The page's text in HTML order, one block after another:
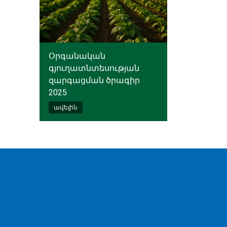
Օրգանական
գյուղատնտեսության
զարգացման ծրագիր
2025
ավելին